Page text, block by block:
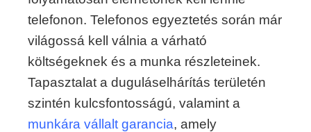
telefonon. Telefonos egyeztetés során már
világossá kell válnia a várható
költségeknek és a munka részleteinek.
Tapasztalat a duguláselhárítás területén
szintén kulcsfontosságú, valamint a
munkára vállalt garancia, amely